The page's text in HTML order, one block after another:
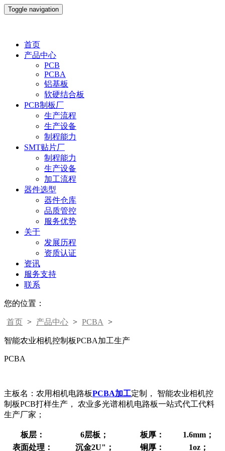
Toggle navigation
首页
产品中心
PCB
PCBA
铝基板
软硬结合板
PCB制板厂
生产流程
生产设备
制程能力
SMT贴片厂
制程能力
生产设备
加工流程
器件选型
器件仓库
品质管控
服务优势
关于
发展历程
资质认证
资讯
服务支持
联系
您的位置：
首页 > 产品中心 > PCBA >
智能农业相机控制板PCBA加工生产
PCBA
主板名：农用相机电路板PCBA加工定制， 智能农业相机控
制板PCB打样生产， 农业多光谱相机电路板一站式代工代料
生产厂家；
板层： 6层板； 板厚：
1.6mm；
表面处理：
沉金2U"； 铜厚： 1oz；